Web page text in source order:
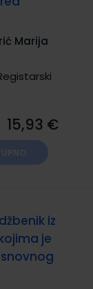
Marija
15,93 €
iz
je